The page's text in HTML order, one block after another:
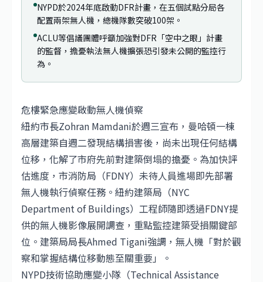
NYPD於2024年底啟動DFR計畫，在五個試點分局各
配置兩架無人機，總機隊數突破100架。
ACLU等倡議團體呼籲加強對DFR「空中之眼」計畫
的監督，擔憂執法無人機擴張恐引發未公開的監控行
為。
危樓緊急應變啟動無人機偵察
紐約市長Zohran Mamdani於週三宣布，曼哈頓一棟
高層建築自週二發現結構損害後，尚未出現任何結構
位移，化解了市府先前對建築倒塌的擔憂。為加快評
估進度，市消防局（FDNY）未待人員進場即先部署
無人機執行偵察任務。紐約建築局（NYC
Department of Buildings）工程師隨即透過FDNY提
供的無人機影像展開調查，重點監控建築受損關鍵部
位。建築局局長Ahmed Tigani強調，無人機「對於觀
察和掌握結構位移動態至關重要」。
NYPD技術協助應變小隊（Technical Assistance